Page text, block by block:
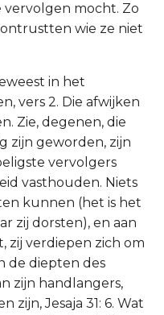
mocht. Zo
wie ze niet
in het
vers 2. Die afwijken
Zie, degenen, die
zijn geworden, zijn
vervolgers
vasthouden. Niets
kunnen (het is het
zij dorsten), en aan
zij verdiepen zich om
de diepten des
zijn handlangers,
zijn, Jesaja 31: 6. Wat